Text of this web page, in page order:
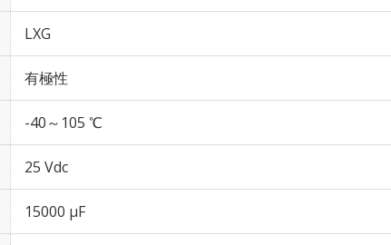
LXG
有極性
-40～105 ℃
25 Vdc
15000 µF